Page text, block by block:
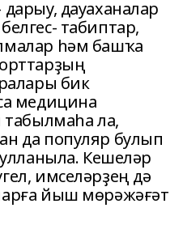
дауаханалар
табиптар,
һәм башҡа
бик
медицина
табылмаһа ла,
да популяр булып
Кешеләр
имселәрҙең дә
йыш мөрәжәғәт